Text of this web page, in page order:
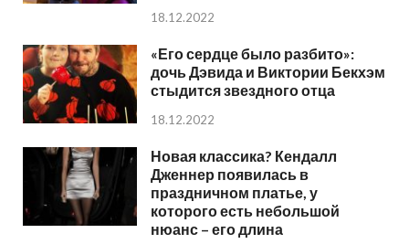
18.12.2022
«Его сердце было разбито»:
дочь Дэвида и Виктории Бекхэм
стыдится звездного отца
18.12.2022
Новая классика? Кендалл
Дженнер появилась в
праздничном платье, у
которого есть небольшой
нюанс – его длина